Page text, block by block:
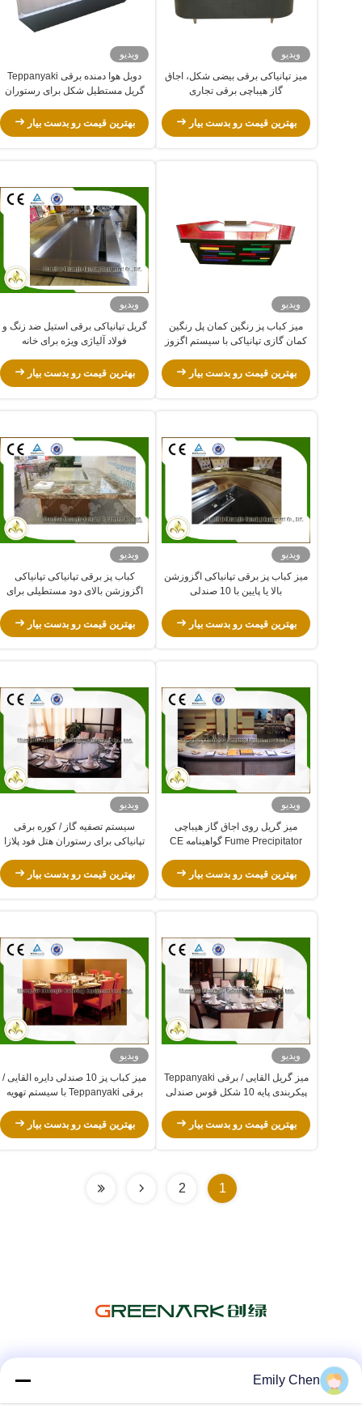
ویدیو
میز تپانیاکی برقی بیضی شکل، اجاق
گاز هیباچی برقی تجاری
بهترین قیمت رو بدست بیار
ویدیو
دوبل هوا دمنده برقی Teppanyaki
گریل مستطیل شکل برای رستوران
بهترین قیمت رو بدست بیار
ویدیو
میز کباب پز رنگین کمان پل رنگین
کمان گازی تپانیاکی با سیستم اگزوز
بهترین قیمت رو بدست بیار
ویدیو
گریل تپانیاکی برقی استیل ضد زنگ و
فولاد آلیاژی ویژه برای خانه
بهترین قیمت رو بدست بیار
ویدیو
میز کباب پز برقی تپانیاکی اگزوزشن
بالا یا پایین با 10 صندلی
بهترین قیمت رو بدست بیار
ویدیو
کباب پز برقی تپانیاکی تپانیاکی
اگزوزشن بالای دود مستطیلی برای
بهترین قیمت رو بدست بیار
ویدیو
میز گریل روی اجاق گاز هیباچی
Fume Precipitator گواهینامه CE
بهترین قیمت رو بدست بیار
ویدیو
سیستم تصفیه گاز / کوره برقی
تپانیاکی برای رستوران هتل فود پلازا
بهترین قیمت رو بدست بیار
ویدیو
میز گریل القایی / برقی Teppanyaki
پیکربندی پایه 10 شکل قوس صندلی
بهترین قیمت رو بدست بیار
ویدیو
میز کباب پز 10 صندلی دایره القایی /
برقی Teppanyaki با سیستم تهویه
بهترین قیمت رو بدست بیار
1
2
Emily Chen